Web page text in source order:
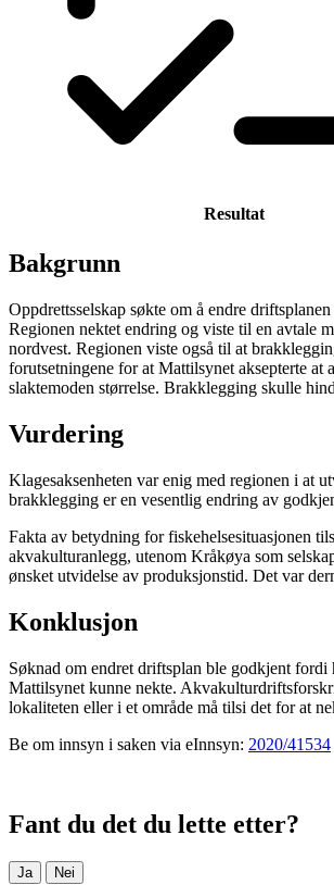
Resultat
Bakgrunn
Oppdrettsselskap søkte om å endre
Regionen nektet endring og viste til en avtale
nordvest. Regionen viste også til at
forutsetningene for at Mattilsynet aksepterte
slaktemoden størrelse. Brakklegging skulle
Vurdering
Klagesaksenheten var enig med regionen i at
brakklegging er en vesentlig endring av
Fakta av betydning for fiskehelsesituasjonen
akvakulturanlegg, utenom Kråkøya som
ønsket utvidelse av produksjonstid. Det var
Konklusjon
Søknad om endret driftsplan ble godkjent
Mattilsynet kunne nekte.
lokaliteten eller i et område må tilsi det for at
Be om innsyn i saken via eInnsyn: 2020/41534
Fant du det du lette etter?
Ja Nei